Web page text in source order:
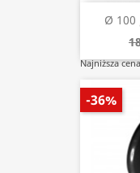
Ø 100
Najniższa
-36%